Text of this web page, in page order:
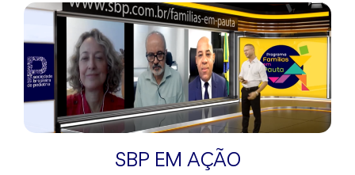
SBP EM AÇÃO